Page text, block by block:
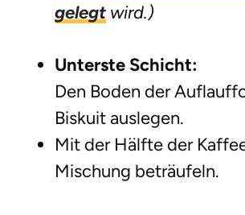
gelegt wird.)
Unterste Schicht:
Den Boden der
Biskuit auslegen.
Mit der Hälfte der
Mischung beträufeln.